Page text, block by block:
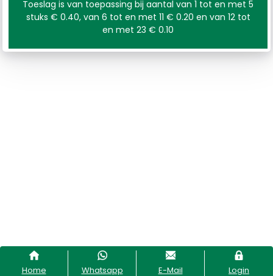
Toeslag is van toepassing bij aantal van 1 tot en met 5
stuks € 0.40, van 6 tot en met 11 € 0.20 en van 12 tot
en met 23 € 0.10
Home Whatsapp E-Mail Login